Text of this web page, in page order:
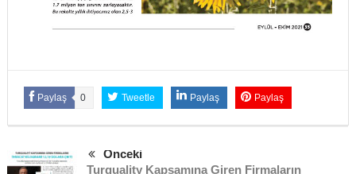
Paylaş 0 Tweetle Paylaş Paylaş
Önceki
Turquality Kapsamına Giren Firmaların